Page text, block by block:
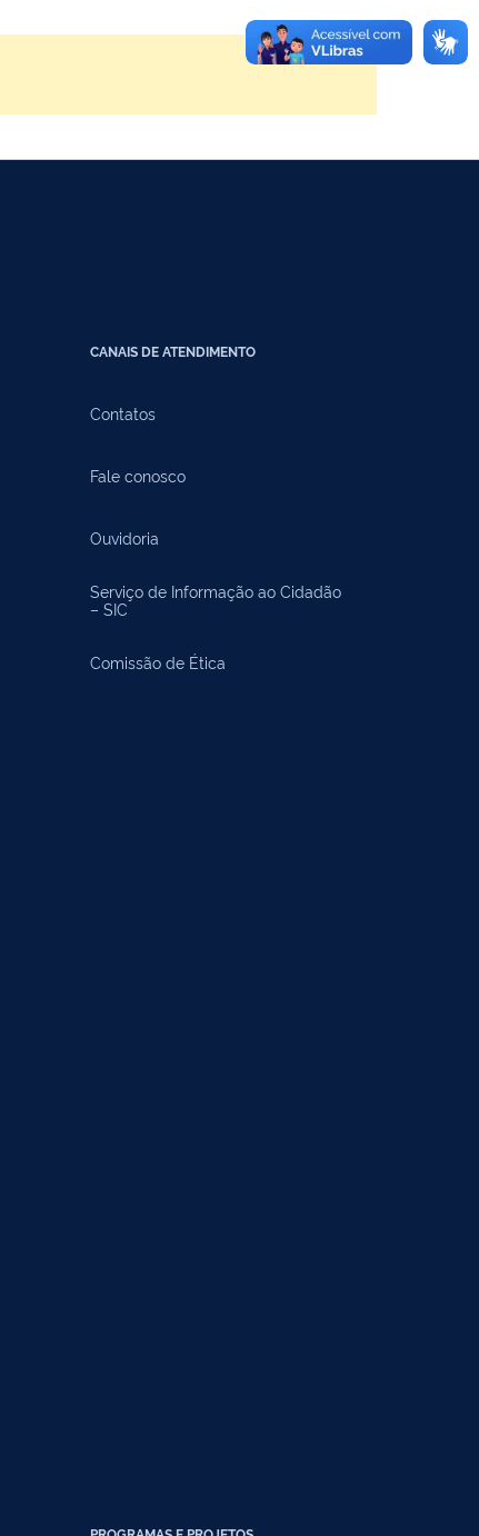
CANAIS DE ATENDIMENTO
Contatos
Fale conosco
Ouvidoria
Serviço de Informação ao Cidadão
– SIC
Comissão de Ética